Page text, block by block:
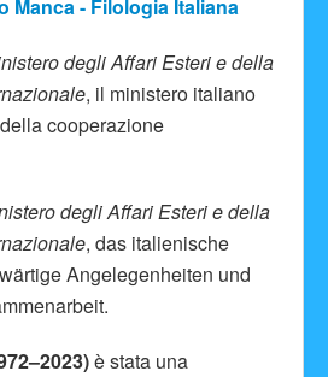
Manca - Filologia Italiana
degli Affari Esteri e della
, il ministero italiano
cooperazione
degli Affari Esteri e della
, das italienische
Angelegenheiten und
è stata una